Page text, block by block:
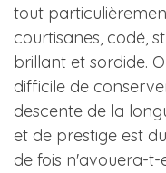
tout
courtisanes, codé,
brillant et sordide.
difficile de
descente de la
et de prestige est
de fois n'avouera-